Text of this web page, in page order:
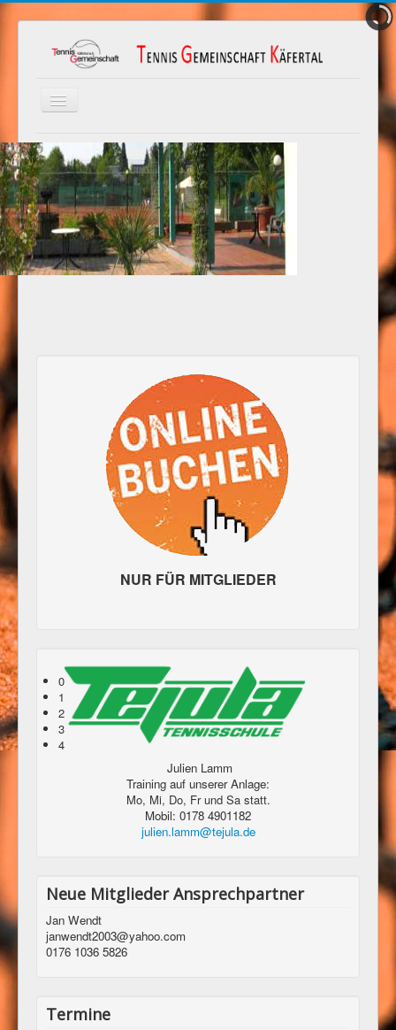
Navigation
Home
Wir über uns
Anfahrt
Mitglied werden
Unsere Partner
0
1
2
3
4
NUR FÜR MITGLIEDER
Julien Lamm
Training auf unserer Anlage:
Mo, Mi, Do, Fr und Sa statt.
Mobil: 0178 4901182
julien.lamm@tejula.de
Neue Mitglieder Ansprechpartner
Jan Wendt
janwendt2003@yahoo.com
0176 1036 5826
Termine